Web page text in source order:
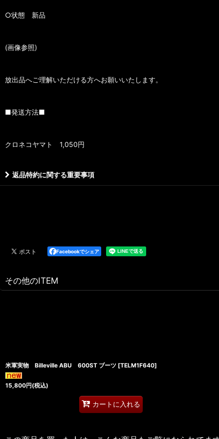
○状態 新品
(画像参照)
放出品へご理解いただける方へお願いいたします。
■発送方法■
クロネコヤマト 1,050円
返品特約に関する重要事項
Facebookでシェア
その他のITEM
米軍実物 Billeville ABU 600ST ブーツ [TELM1F640]
15,800円(税込)
カートに入れる